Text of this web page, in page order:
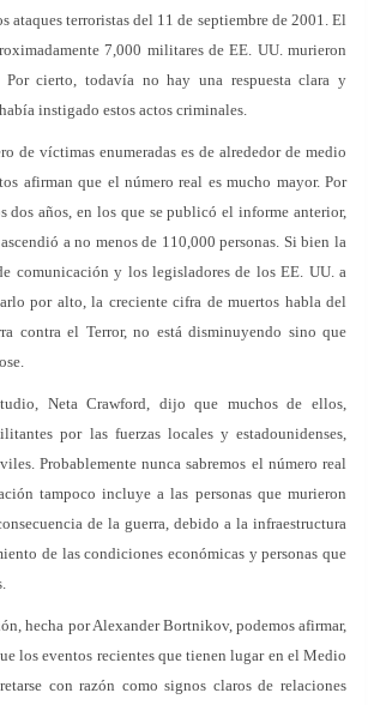
ataques terroristas del 11 de septiembre de 2001. El
7,000 militares de EE. UU. murieron
cierto, todavía no hay una respuesta clara y
instigado estos actos criminales.
de víctimas enumeradas es de alrededor de medio
afirman que el número real es mucho mayor. Por
dos años, en los que se publicó el informe anterior,
a no menos de 110,000 personas. Si bien la
comunicación y los legisladores de los EE. UU. a
por alto, la creciente cifra de muertos habla del
contra el Terror, no está disminuyendo sino que
Neta Crawford, dijo que muchos de ellos,
por las fuerzas locales y estadounidenses,
Probablemente nunca sabremos el número real
tampoco incluye a las personas que murieron
de la guerra, debido a la infraestructura
de las condiciones económicas y personas que
hecha por Alexander Bortnikov, podemos afirmar,
los eventos recientes que tienen lugar en el Medio
con razón como signos claros de relaciones